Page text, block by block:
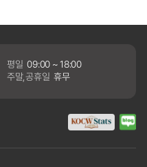
평일 09:00 ~ 18:00
주말,공휴일 휴무